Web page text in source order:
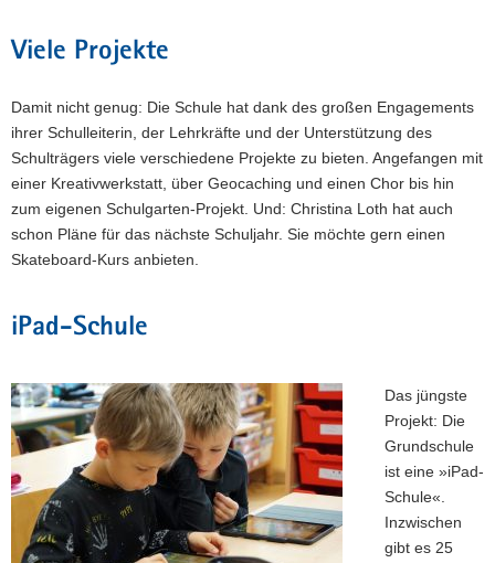
Viele Projekte
Damit nicht genug: Die Schule hat dank des großen Engagements
ihrer Schulleiterin, der Lehrkräfte und der Unterstützung des
Schulträgers viele verschiedene Projekte zu bieten. Angefangen mit
einer Kreativwerkstatt, über Geocaching und einen Chor bis hin
zum eigenen Schulgarten-Projekt. Und: Christina Loth hat auch
schon Pläne für das nächste Schuljahr. Sie möchte gern einen
Skateboard-Kurs anbieten.
iPad-Schule
Das jüngste
Projekt: Die
Grundschule
ist eine »iPad-
Schule«.
Inzwischen
gibt es 25